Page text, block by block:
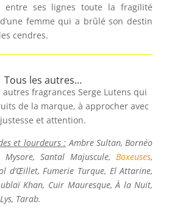
entre ses lignes toute la fragilité
femme qui a brûlé son destin
cendres.
Tous les autres…
autres fragrances Serge Lutens qui
de la marque, à approcher avec
justesse et attention.
et lourdeurs : Ambre Sultan, Bornéo
Mysore, Santal Majuscule,Boxeuses,
d’Œillet, Fumerie Turque, El Attarine,
Khan, Cuir Mauresque, À la Nuit,
Tarab.